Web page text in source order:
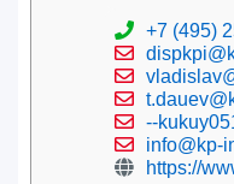
+7 (495)
--
info@kp-
https://